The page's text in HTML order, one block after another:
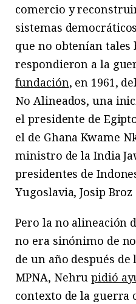
comercio y
sistemas
que no obtenían tales
respondieron a la
fundación, en 1961,
No Alineados, una
el presidente de
el de Ghana Kwame
ministro de la India
presidentes de
Yugoslavia, Josip
Pero la no alineación
no era sinónimo de
de un año después
MPNA, Nehrupidió
contexto de la guerra